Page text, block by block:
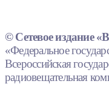
© Сетевое издание
«Федеральное
Всероссийская
радиовещательная